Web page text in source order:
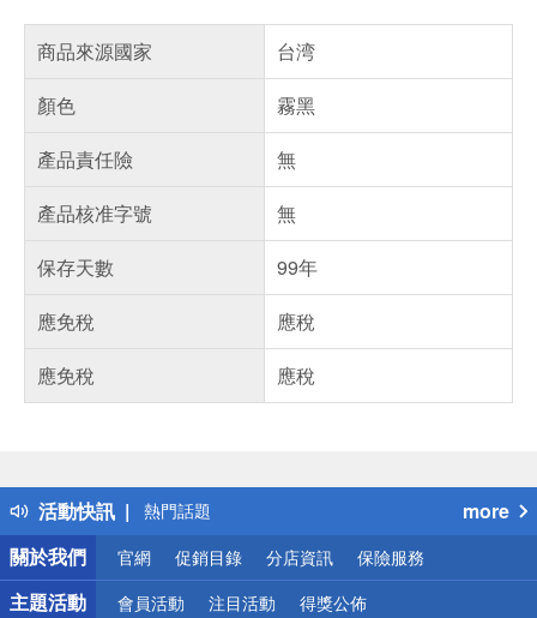
商品來源國家
台湾
顏色
霧黑
產品責任險
無
產品核准字號
無
保存天數
99年
應免稅
應稅
應免稅
應稅
活動快訊
得獎公告
熱門話題
銀行優惠
偏遠地區配送
詐騙網頁！請小心！
more
關於我們
官網 促銷目錄 分店資訊 保險服務
主題活動 會員活動 注目活動 得獎公佈